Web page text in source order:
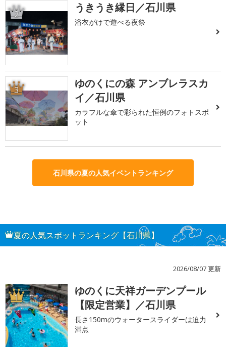
2 うきうき縁日／石川県
浴衣がけで遊べる夜祭
3
ゆのくにの森 アンブレラスカ
イ／石川県
カラフルな傘で彩られた恒例のフォトスポ
ット
石川県の夏の人気イベントランキング
夏の人気スポットランキング【石川県】
2026/08/07 更新
1
ゆのくに天祥ガーデンプール
【限定営業】／石川県
長さ150mのウォータースライダーは迫力
満点